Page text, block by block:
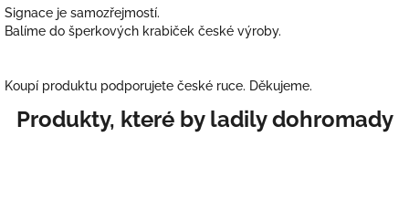
Signace je samozřejmostí.
Balíme do šperkových krabiček české výroby.
Koupí produktu podporujete české ruce. Děkujeme.